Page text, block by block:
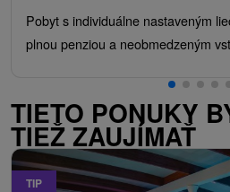
Pobyt s individuálne nastaveným
plnou penziou a neobmedzeným
TIETO PONUKY
TIEŽ ZAUJÍMAŤ
TIP